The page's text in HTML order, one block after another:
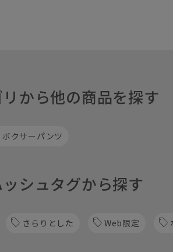
から他の商品を探す
ボクサーパンツ
シュタグから探す
さらりとした Web限定